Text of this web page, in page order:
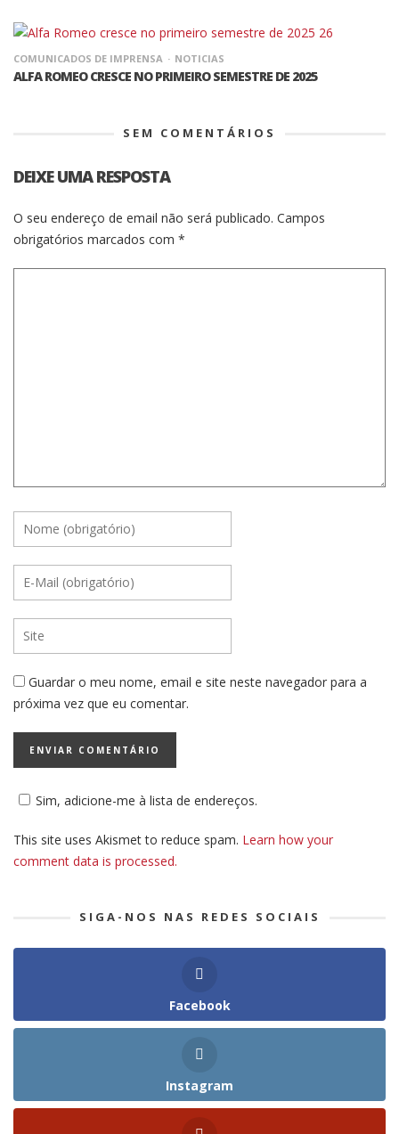
COMUNICADOS DE IMPRENSA NOTICIAS
ALFA ROMEO CRESCE NO PRIMEIRO SEMESTRE DE 2025
SEM COMENTÁRIOS
DEIXE UMA RESPOSTA
O seu endereço de email não será publicado. Campos
obrigatórios marcados com *
Guardar o meu nome, email e site neste navegador para a
próxima vez que eu comentar.
Sim, adicione-me à lista de endereços.
This site uses Akismet to reduce spam. Learn how your
comment data is processed.
SIGA-NOS NAS REDES SOCIAIS
Facebook
Instagram